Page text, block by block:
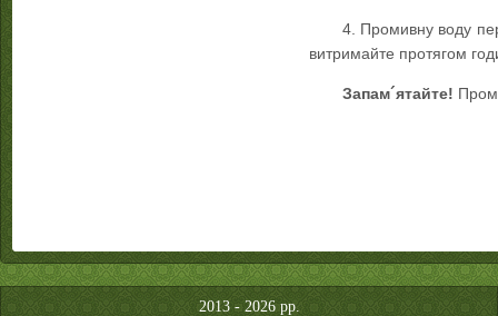
4. Промивну воду
витримайте протягом
Запам´ятайте!
2013 - 2026 рр.